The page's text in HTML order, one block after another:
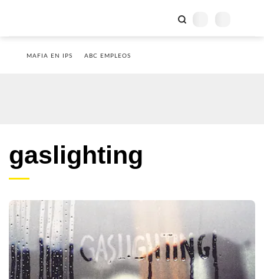
MAFIA EN IPS ABC EMPLEOS
gaslighting